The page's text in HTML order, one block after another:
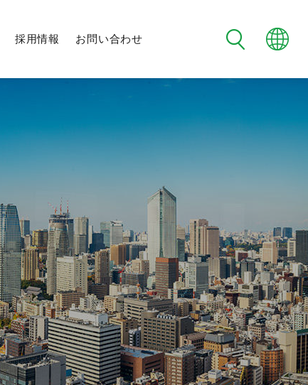
未来社会に向けた
新規事業への挑戦
社会への取り組み
チーム紹介
地域交流
採用情報 お問い合わせ